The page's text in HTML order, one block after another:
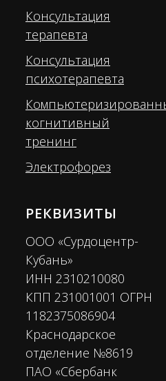
Консультация
терапевта
Консультация
психотерапевта
когнитивный
тренинг
Электрофорез
РЕКВИЗИТЫ
ООО «Сурдоцентр-
Кубань»
ИНН 2310210080
КПП 231001001 ОГРН
1182375086904
Краснодарское
отделение №8619
ПАО «Сбербанк